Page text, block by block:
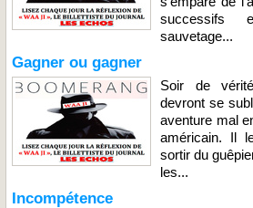
sauvetage...
Gagner ou gagner
Soir de
devront se
aventure mal
américain. Il
sortir du
les...
Incompétence